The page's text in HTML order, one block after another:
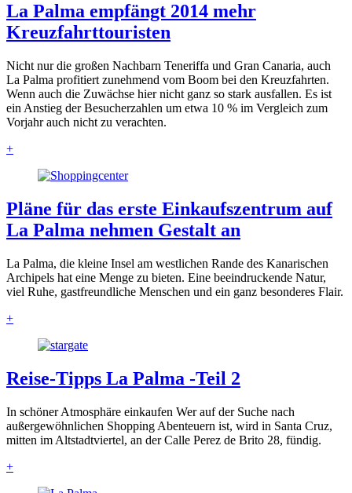
La Palma empfängt 2014 mehr
Kreuzfahrttouristen
Nicht nur die großen Nachbarn Teneriffa und Gran Canaria, auch
La Palma profitiert zunehmend vom Boom bei den Kreuzfahrten.
Wenn auch die Zuwächse hier nicht ganz so stark ausfallen. Es ist
ein Anstieg der Besucherzahlen um etwa 10 % im Vergleich zum
Vorjahr auch nicht zu verachten.
+
Pläne für das erste Einkaufszentrum auf
La Palma nehmen Gestalt an
La Palma, die kleine Insel am westlichen Rande des Kanarischen
Archipels hat eine Menge zu bieten. Eine beeindruckende Natur,
viel Ruhe, gastfreundliche Menschen und ein ganz besonderes Flair.
+
Reise-Tipps La Palma -Teil 2
In schöner Atmosphäre einkaufen Wer auf der Suche nach
außergewöhnlichen Shopping Abenteuern ist, wird in Santa Cruz,
mitten im Altstadtviertel, an der Calle Perez de Brito 28, fündig.
+